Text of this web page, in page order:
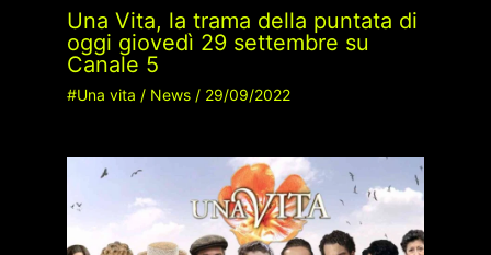
Una Vita, la trama della puntata di
oggi giovedì 29 settembre su
Canale 5
#Una vita / News/ 29/09/2022